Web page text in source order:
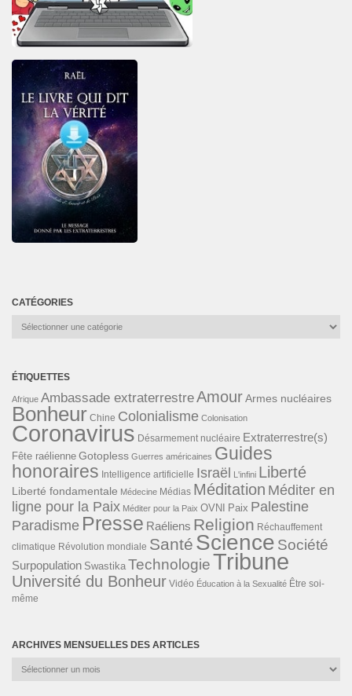
CATÉGORIES
Catégories
ÉTIQUETTES
Afrique Ambassade extraterrestreAmourArmes nucléaires
Bonheur Chine Colonialisme Colonisation
Coronavirus Désarmement nucléaire Extraterrestre(s)
Fête raélienne Gotopless Guerres américaines Guides
honoraires Intelligence artificielle Israël L'infini Liberté
Liberté fondamentale Médecine Médias Méditation Méditer en
ligne pour la Paix Méditer pour la Paix OVNI Paix Palestine
Paradisme Presse Raéliens Religion Réchauffement
climatique Révolution mondiale Santé Science Société
Surpopulation Swastika TechnologieTribune
Université du Bonheur Vidéo Éducation à la Sexualité Être soi-
même
ARCHIVES MENSUELLES DES ARTICLES
Archives